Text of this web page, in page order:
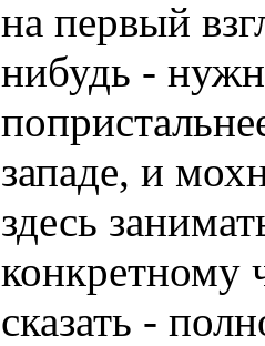
на первый
нибудь -
западе, и
здесь
конкретному
сказать -